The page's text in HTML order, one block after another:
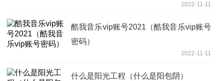
2022-11-11
酷我音乐vip账号2021（酷我音乐vip账号
密码）
2022-11-11
什么是阳光工程（什么是阳包阴）